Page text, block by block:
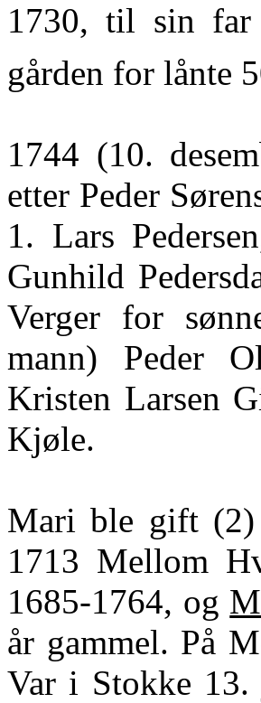
1730, til sin far
gården for lånte
1744 (10.
etter Peder
1. Lars
Gunhild
Verger for
mann) Peder
Kristen Larsen
Kjøle.
Mari ble gift
1713 Mellom
1685-1764, og
år gammel. På
Var i Stokke